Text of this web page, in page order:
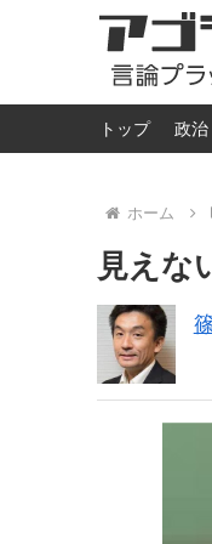
トップ 政治
ホーム
見えな